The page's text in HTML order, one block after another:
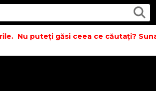
Nu puteți găsi ceea ce căutați? Sunați –